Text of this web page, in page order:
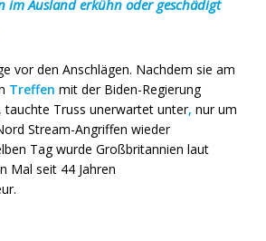
im Ausland erkühn oder geschädigt
vor den Anschlägen. Nachdem sie am
Treffen mit der Biden-Regierung
Truss unerwartet unter, nur um
Stream-Angriffen wieder
Tag wurde Großbritannien laut
Mal seit 44 Jahren